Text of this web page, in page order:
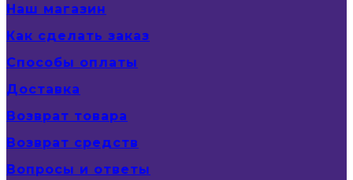
Наш магазин
Как сделать заказ
Способы оплаты
Доставка
Возврат товара
Возврат средств
Вопросы и ответы